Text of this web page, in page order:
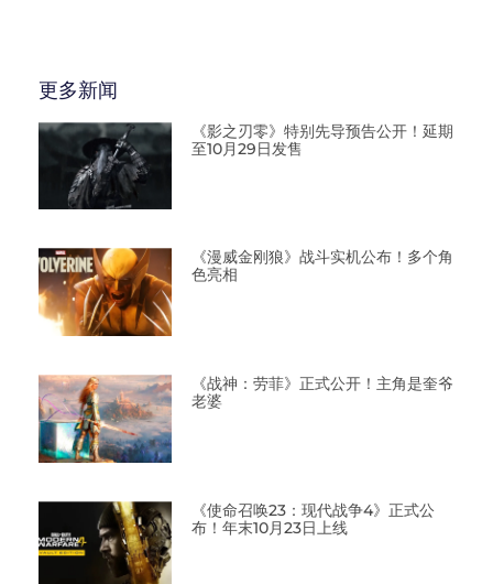
更多新闻
《影之刃零》特别先导预告公开！延期
至10月29日发售
《漫威金刚狼》战斗实机公布！多个角
色亮相
《战神：劳菲》正式公开！主角是奎爷
老婆
《使命召唤23：现代战争4》正式公
布！年末10月23日上线